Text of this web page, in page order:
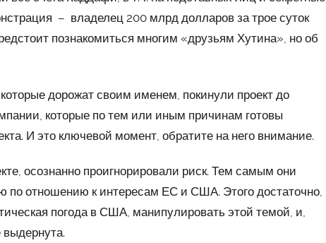
– владелец 200 млрд долларов за трое суток
познакомиться многим «друзьям Хутина», но об
дорожат своим именем, покинули проект до
которые по тем или иным причинам готовы
И это ключевой момент, обратите на него внимание.
осознанно проигнорировали риск. Тем самым они
по отношению к интересам ЕС и США. Этого достаточно,
погода в США, манипулировать этой темой, и,
выдернута.